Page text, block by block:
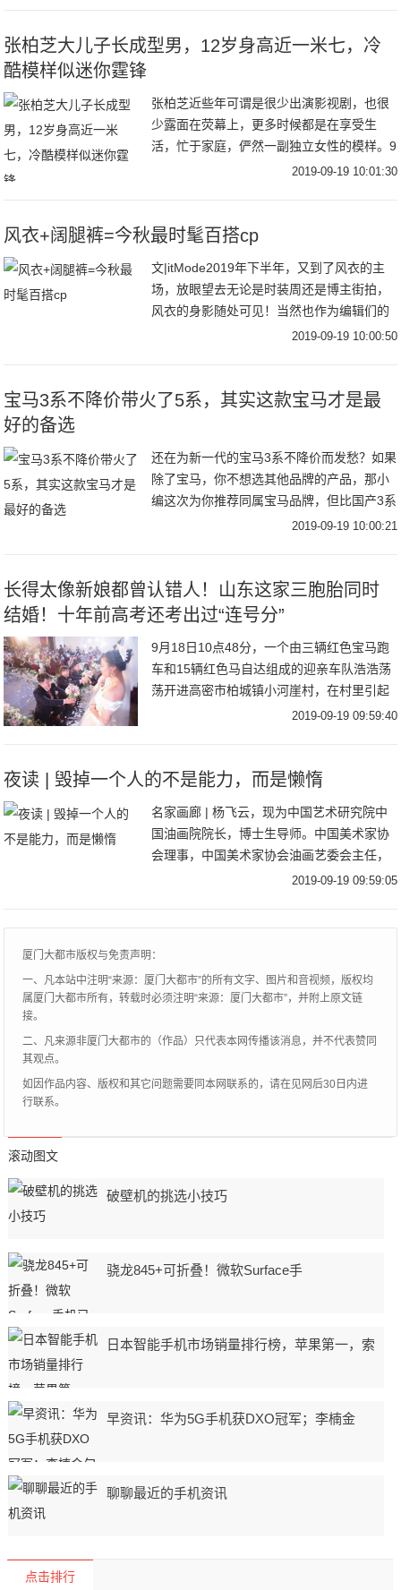
张柏芝大儿子长成型男，12岁身高近一米七，冷
酷模样似迷你霆锋
张柏芝近些年可谓是很少出演影视剧，也很
少露面在荧幕上，更多时候都是在享受生
活，忙于家庭，俨然一副独立女性的模样。9
月18日，张柏芝在社交平台分享了自己出海
2019-09-19 10:01:30
风衣+阔腿裤=今秋最时髦百搭cp
文|itMode2019年下半年，又到了风衣的主
场，放眼望去无论是时装周还是博主街拍，
风衣的身影随处可见！当然也作为编辑们的
心头好，风衣当然是每年秋季不能避免的话
2019-09-19 10:00:50
宝马3系不降价带火了5系，其实这款宝马才是最
好的备选
还在为新一代的宝马3系不降价而发愁？如果
除了宝马，你不想选其他品牌的产品，那小
编这次为你推荐同属宝马品牌，但比国产3系
更加彰显运动的车型——宝马3系GT。为什
2019-09-19 10:00:21
长得太像新娘都曾认错人！山东这家三胞胎同时
结婚！十年前高考还考出过“连号分”
9月18日10点48分，一个由三辆红色宝马跑
车和15辆红色马自达组成的迎亲车队浩浩荡
荡开进高密市柏城镇小河崖村，在村里引起
一番沸腾。这是谁家的孩子结婚？竟然搞了
2019-09-19 09:59:40
夜读 | 毁掉一个人的不是能力，而是懒惰
名家画廊 | 杨飞云，现为中国艺术研究院中
国油画院院长，博士生导师。中国美术家协
会理事，中国美术家协会油画艺委会主任，
中国油画学会副主席，中央美术学院客座教
2019-09-19 09:59:05
厦门大都市版权与免责声明：
一、凡本站中注明“来源：厦门大都市”的所有文字、图片和音视频，版权均
属厦门大都市所有，转载时必须注明“来源：厦门大都市”，并附上原文链
接。
二、凡来源非厦门大都市的（作品）只代表本网传播该消息，并不代表赞同
其观点。
如因作品内容、版权和其它问题需要同本网联系的，请在见网后30日内进
行联系。
滚动图文
破壁机的挑选小技巧
骁龙845+可折叠！微软Surface手
日本智能手机市场销量排行榜，苹果第一，索
早资讯：华为5G手机获DXO冠军；李楠金
聊聊最近的手机资讯
点击排行